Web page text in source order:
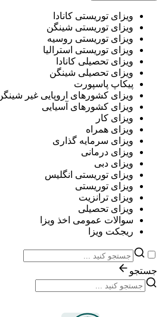
ویزای توریستی کانادا
ویزای توریستی شینگن
ویزای توریستی روسیه
ویزای توریستی استرالیا
ویزای تحصیلی کانادا
ویزای تحصیلی شینگن
پیکاپ پاسپورت
ویزای کشورهای اروپایی غیر
ویزای کشورهای آسیایی
ویزای کار
ویزای همراه
ویزای سرمایه گذاری
ویزای درمانی
ویزای دبی
ویزای توریستی انگلیس
ویزای توریستی
ویزای ترانزیت
ویزای تحصیلی
سوالات عمومی اخذ ویزا
ریجکت ویزا
جستجو